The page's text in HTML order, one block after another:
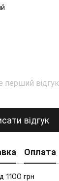
перший відгук
відгук
Оплата
1100 грн